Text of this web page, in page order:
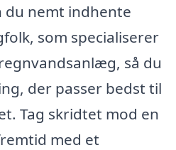
nemt indhente
som specialiserer
så du
der passer bedst til
Tag skridtet mod en
med et